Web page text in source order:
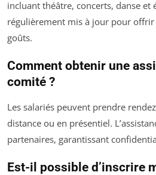
incluant théâtre, concerts, danse et
régulièrement mis à jour pour
goûts.
Comment obtenir une
comité ?
Les salariés peuvent prendre
distance ou en présentiel.
partenaires, garantissant
Est-il possible d’inscrire